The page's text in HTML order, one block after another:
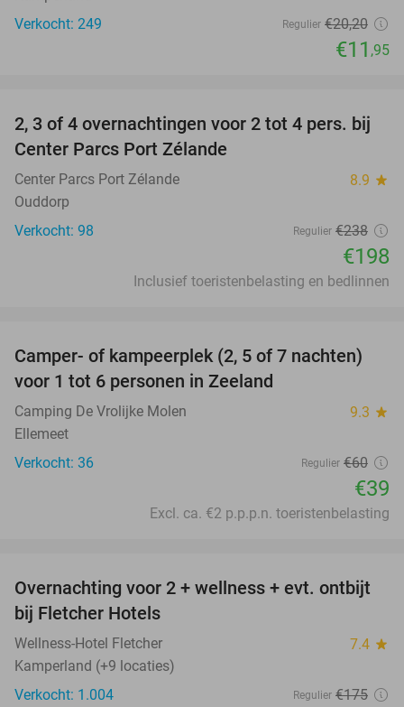
Verkocht: 249
Regulier €20,20
€11 ,95
17%
2, 3 of 4 overnachtingen voor 2 tot 4 pers. bij
Center Parcs Port Zélande
Center Parcs Port Zélande 8.9 star
Ouddorp
Verkocht: 98
Regulier €238
€198
Inclusief toeristenbelasting en bedlinnen
35%
Camper- of kampeerplek (2, 5 of 7 nachten)
voor 1 tot 6 personen in Zeeland
Camping De Vrolijke Molen 9.3 star
Ellemeet
Verkocht: 36
Regulier €60
€39
Excl. ca. €2 p.p.p.n. toeristenbelasting
55%
Overnachting voor 2 + wellness + evt. ontbijt
bij Fletcher Hotels
Wellness-Hotel Fletcher 7.4 star
Kamperland (+9 locaties)
Verkocht: 1.004
Regulier €175